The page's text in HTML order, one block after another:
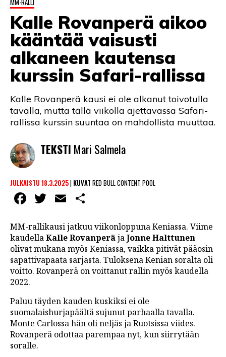
MM-RALLI
Kalle Rovanperä aikoo
kääntää vaisusti
alkaneen kautensa
kurssin Safari-rallissa
Kalle Rovanperä kausi ei ole alkanut toivotulla
tavalla, mutta tällä viikolla ajettavassa Safari-
rallissa kurssin suuntaa on mahdollista muuttaa.
TEKSTI Mari Salmela
JULKAISTU 18.3.2025| KUVAT RED BULL CONTENT POOL
Facebook
Twitter
Email
MM-rallikausi jatkuu viikonloppuna Keniassa. Viime
kaudellaKalle RovanperäjaJonne Halttunen
olivat mukana myös Keniassa, vaikka pitivät pääosin
sapattivapaata sarjasta. Tuloksena Kenian soralta oli
voitto. Rovanperä on voittanut rallin myös kaudella
2022.
Paluu täyden kauden kuskiksi ei ole
suomalaishurjapäältä sujunut parhaalla tavalla.
Monte Carlossa hän oli neljäs ja Ruotsissa viides.
Rovanperä odottaa parempaa nyt, kun siirrytään
soralle.
LINTU VAI KALA
46 DENTON ROAD
VIDEOT
PODCASTIT